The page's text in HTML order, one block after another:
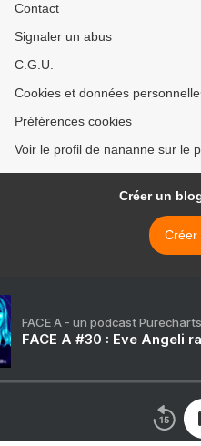
Contact
Signaler un abus
C.G.U.
Cookies et données
Préférences cookies
Voir le profil de nananne sur le
Créer un
Créer
FACE A - un podcast Purecharts
FACE A #30 : Eve Angeli